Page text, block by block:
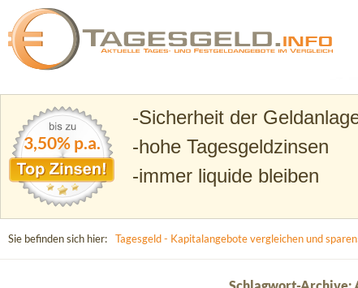
Tagesgeld.info – Tagesgeldkonten vergleichen und
3,50% p.a.
Sicherheit der
hohe Tagesgeldzinsen
immer liquide bleiben
Sie befinden sich hier: Tagesgeld - Kapitalangebote vergleichen und sparen